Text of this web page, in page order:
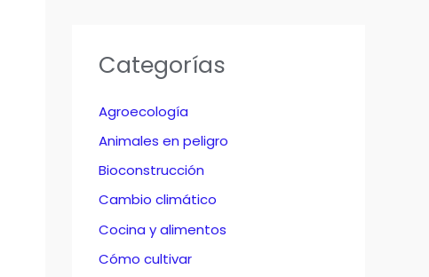
Categorías
Agroecología
Animales en peligro
Bioconstrucción
Cambio climático
Cocina y alimentos
Cómo cultivar